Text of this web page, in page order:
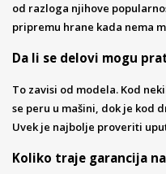
od razloga njihove
pripremu hrane kada nema
Da li se delovi mogu
To zavisi od modela. Kod
se peru u mašini, dok je kod
Uvek je najbolje proveriti
Koliko traje garancija